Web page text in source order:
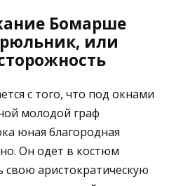
Бомарше
или
с того, что под окнами
молодой граф
юная благородная
Он одет в костюм
свою аристократическую